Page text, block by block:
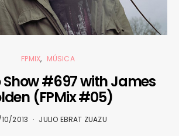
FPMIX MÚSICA
Show #697 with James
(FPMix #05)
2013 JULIO EBRAT ZUAZU